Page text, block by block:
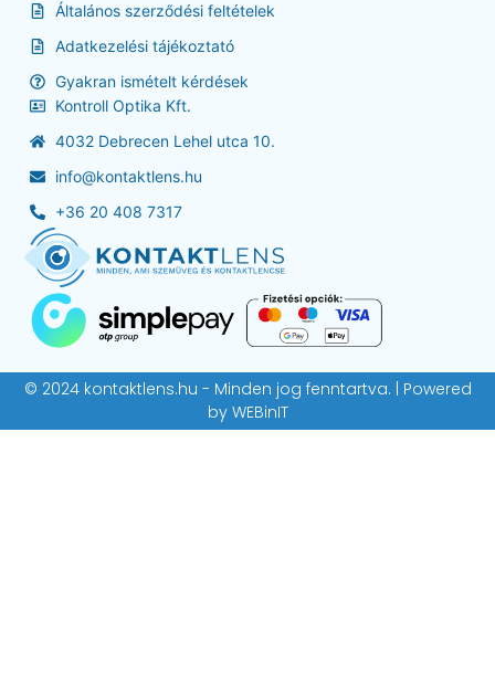
Általános szerződési feltételek
Adatkezelési tájékoztató
Gyakran ismételt kérdések
Kontroll Optika Kft.
4032 Debrecen Lehel utca 10.
info@kontaktlens.hu
+36 20 408 7317
© 2024 kontaktlens.hu - Minden jog fenntartva. | Powered
by WEBinIT